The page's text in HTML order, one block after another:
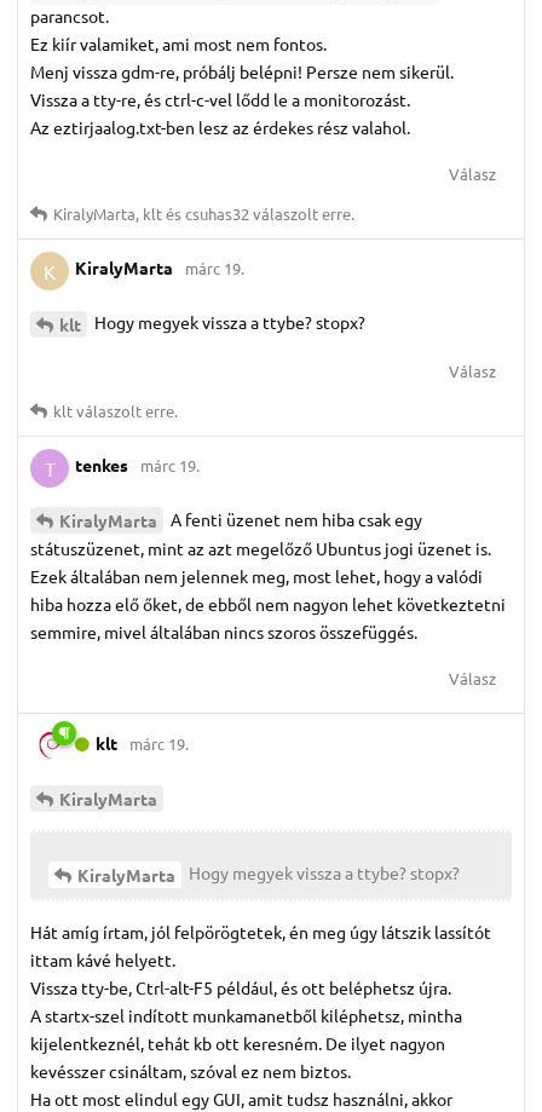
parancsot.
Ez kiír valamiket, ami most nem fontos.
Menj vissza gdm-re, próbálj belépni! Persze nem sikerül.
Vissza a tty-re, és ctrl-c-vel lődd le a monitorozást.
Az eztirjaalog.txt-ben lesz az érdekes rész valahol.
Válasz
KiralyMarta, kltéscsuhas32 válaszolt erre.
K KiralyMarta márc 19.
klt Hogy megyek vissza a ttybe? stopx?
Válasz
kltválaszolt erre.
T tenkes márc 19.
KiralyMarta
A fenti üzenet nem hiba csak egy
státuszüzenet, mint az azt megelőző Ubuntus jogi üzenet is.
Ezek általában nem jelennek meg, most lehet, hogy a valódi
hiba hozza elő őket, de ebből nem nagyon lehet következtetni
semmire, mivel általában nincs szoros összefüggés.
Válasz
klt márc 19.
KiralyMarta
KiralyMarta Hogy megyek vissza a ttybe? stopx?
Hát amíg írtam, jól felpörögtetek, én meg úgy látszik lassítót
ittam kávé helyett.
Vissza tty-be, Ctrl-alt-F5 például, és ott beléphetsz újra.
A startx-szel indított munkamanetből kiléphetsz, mintha
kijelentkeznél, tehát kb ott keresném. De ilyet nagyon
kevésszer csináltam, szóval ez nem biztos.
Ha ott most elindul egy GUI, amit tudsz használni, akkor